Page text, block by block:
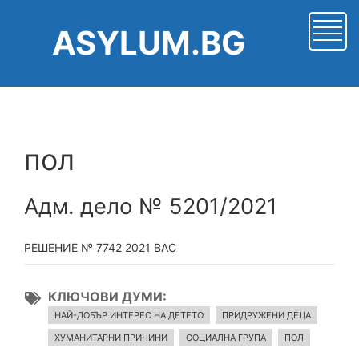
основнотоASYLUM.BG
пол
Адм. дело № 5201/2021
РЕШЕНИЕ № 7742 2021 ВАС
КЛЮЧОВИ ДУМИ
НАЙ-ДОБЪР ИНТЕРЕС НА ДЕТЕТО
ПРИДРУЖЕНИ ДЕЦА
ХУМАНИТАРНИ ПРИЧИНИ
СОЦИАЛНА ГРУПА ПОЛ